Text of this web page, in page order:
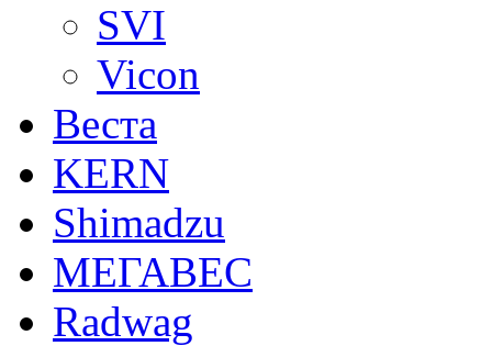
SVI
Vicon
Веста
KERN
Shimadzu
МЕГАВЕС
Radwag